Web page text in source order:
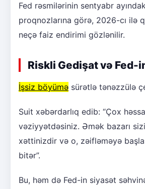
Fed rəsmilərinin sentyabr
proqnozlarına görə, 2026-cı ilə
neçə faiz endirimi gözlənilir.
Riskli Gedişat və Fed-
İşsiz böyümə sürətlə tənəzzülə
Suit xəbərdarlıq edib: “Çox
vəziyyətdəsiniz. Əmək bazarı
xəttinizdir və o, zəifləməyə
bitər”.
Bu, həm də Fed-in siyasət